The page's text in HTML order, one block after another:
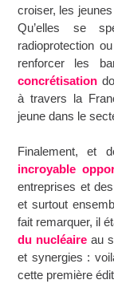
croiser, les
Qu’elles se
radioprotection
renforcer les
concrétisation
à travers la
jeune dans le
Finalement, et
incroyable
entreprises et
et surtout
fait remarquer, il
du nucléaireau
et synergies :
cette première